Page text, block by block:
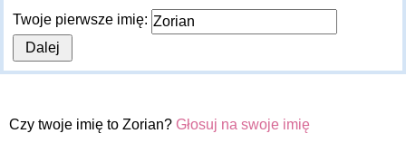
Twoje pierwsze imię:
Czy twoje imię to Zorian? Głosuj na swoje imię